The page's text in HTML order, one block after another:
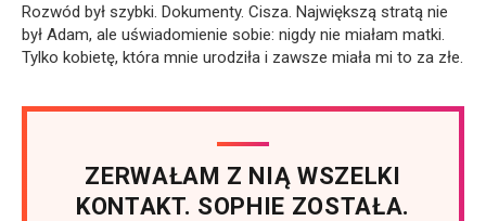
Rozwód był szybki. Dokumenty. Cisza. Największą stratą nie
był Adam, ale uświadomienie sobie: nigdy nie miałam matki.
Tylko kobietę, która mnie urodziła i zawsze miała mi to za złe.
ZERWAŁAM Z NIĄ WSZELKI
KONTAKT. SOPHIE ZOSTAŁA.